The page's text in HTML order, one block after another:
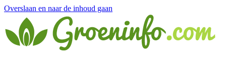
Overslaan en naar de inhoud gaan